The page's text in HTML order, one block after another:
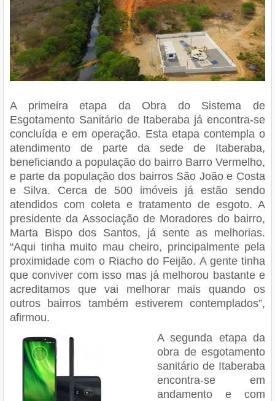
A primeira etapa da Obra do Sistema de
Esgotamento Sanitário de Itaberaba já encontra-se
concluída e em operação. Esta etapa contempla o
atendimento de parte da sede de Itaberaba,
beneficiando a população do bairro Barro Vermelho,
e parte da população dos bairros São João e Costa
e Silva. Cerca de 500 imóveis já estão sendo
atendidos com coleta e tratamento de esgoto. A
presidente da Associação de Moradores do bairro,
Marta Bispo dos Santos, já sente as melhorias.
“Aqui tinha muito mau cheiro, principalmente pela
proximidade com o Riacho do Feijão. A gente tinha
que conviver com isso mas já melhorou bastante e
acreditamos que vai melhorar mais quando os
outros bairros também estiverem contemplados”,
afirmou.
A segunda etapa da
obra de esgotamento
sanitário de Itaberaba
encontra-se em
andamento e com